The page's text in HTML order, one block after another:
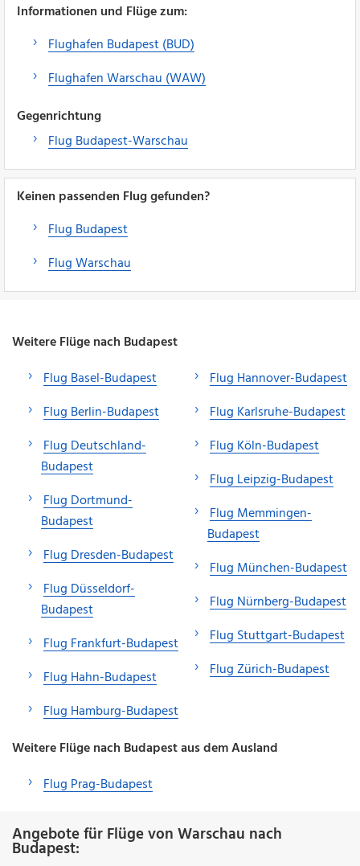
Informationen und Flüge zum:
Flughafen Budapest (BUD)
Flughafen Warschau (WAW)
Gegenrichtung
Flug Budapest-Warschau
Keinen passenden Flug gefunden?
Flug Budapest
Flug Warschau
Weitere Flüge nach Budapest
Flug Basel-Budapest
Flug Berlin-Budapest
Flug Deutschland-
Budapest
Flug Dortmund-
Budapest
Flug Dresden-Budapest
Flug Düsseldorf-
Budapest
Flug Frankfurt-Budapest
Flug Hahn-Budapest
Flug Hamburg-Budapest
Flug Hannover-Budapest
Flug Karlsruhe-Budapest
Flug Köln-Budapest
Flug Leipzig-Budapest
Flug Memmingen-
Budapest
Flug München-Budapest
Flug Nürnberg-Budapest
Flug Stuttgart-Budapest
Flug Zürich-Budapest
Weitere Flüge nach Budapest aus dem Ausland
Flug Prag-Budapest
Angebote für Flüge von Warschau nach
Budapest: